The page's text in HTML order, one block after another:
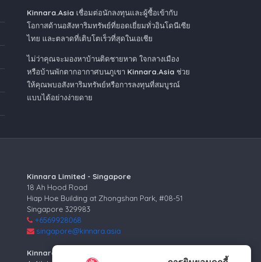
Kinnara.Asia เชื่อมต่อนักลงทุนและผู้ซื้อเข้ากับ
โอกาสด้านอสังหาริมทรัพย์ที่ยอดเยี่ยมทั่วอินโดนีเซีย
ไทย และตลาดที่เติบโตเร็วที่สุดในเอเชีย
ไม่ว่าคุณจะมองหาบ้านติดชายหาด ใจกลางเมือง
หรือบ้านพักตากอากาศบนภูเขา Kinnara.Asia ช่วย
ให้คุณพบอสังหาริมทรัพย์หรือการลงทุนที่สมบูรณ์
แบบได้อย่างง่ายดาย
Kinnara Limited - Singapore
18 Ah Hood Road
Hiap Hoe Building at Zhongshan Park, #08-51
Singapore 329983
+6569928068
singapore@kinnara.asia
Kinnara Limited - Russia